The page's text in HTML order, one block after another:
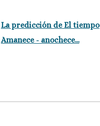
La predicción de El tiempo
Amanece - anochece...